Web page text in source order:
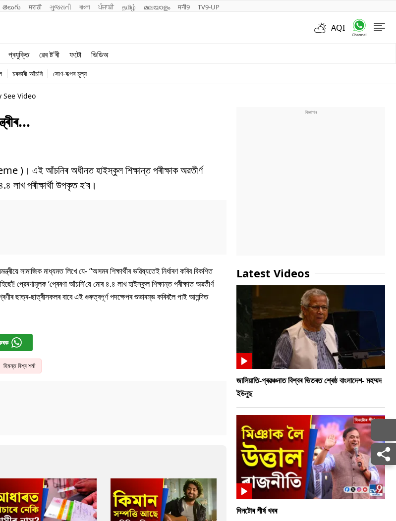
తెలుగు मराठी ગુજરાતી বাংলা ਪੰਜਾਬੀ தமிழ் മലയാളം मनी9 TV9-UP
AQI
প্ৰযুক্তি ৱেব ষ্ট'ৰী ফটো ভিডিঅ
খেল
জীৱনশৈলী
চৰকাৰী আঁচনি সোণ-ৰূপৰ মূল্য
See Video
)। এই আঁচনিৰ অধীনত হাইস্কুল শিক্ষান্ত পৰীক্ষাক অৱতীৰ্ণ
লাখ পৰীক্ষাৰ্থী উপকৃত হ’ব।
সামাজিক মাধ্যমত লিখে যে- “অসমৰ শিক্ষার্থীৰ ভৱিষ্যতেই নির্ধাৰণ কৰিব বিকশিত
প্রেৰণামূলক ‘প্ৰেৰণা আঁচনি’য়ে মোৰ ৪.৪ লাখ হাইস্কুল শিক্ষান্ত পৰীক্ষাত অৱতীৰ্ণ
ছাত্ৰ-ছাত্ৰীসকলৰ বাবে এই গুৰুত্বপূৰ্ণ পদক্ষেপৰ শুভাৰম্ভ কৰিবলৈ পাই আনন্দিত
হিমন্ত বিশ্ব শৰ্মা
Latest Videos
জালিয়াতি-প্ৰৱঞ্চনাত বিশ্বৰ ভিতৰত শ্ৰেষ্ঠ বাংলাদেশ- মহম্মদ
ইউনুছ
দিনটোৰ শীৰ্ষ খবৰ